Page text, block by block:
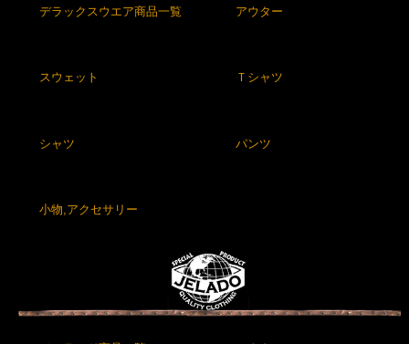
デラックスウエア商品一覧 アウター
スウェット Ｔシャツ
シャツ パンツ
小物,アクセサリー